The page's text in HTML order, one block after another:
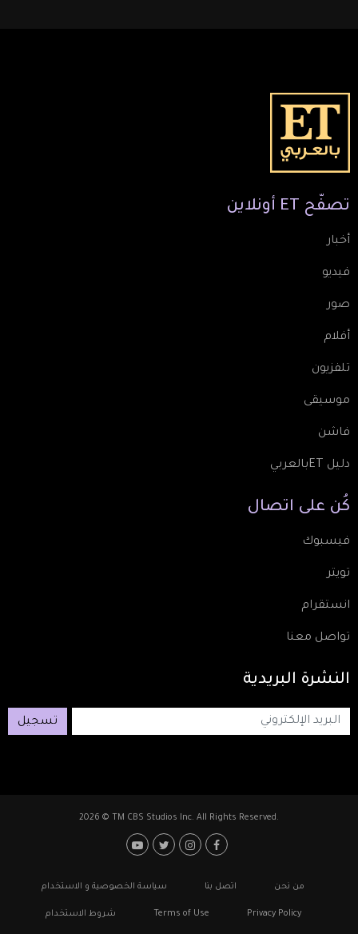
تصفّح ET أونلاين
أخبار
فيديو
صور
أفلام
تلفزيون
موسيقى
فاشن
دليل ETبالعربي
كُن على اتصال
فيسبوك
تويتر
انستقرام
تواصل معنا
النشرة البريدية
تسجيل
2026 © TM CBS Studios Inc. All Rights Reserved.
Footer: Social Media
Footerمن نحن اتصل بنا سياسة الخصوصية و الاستخدام
Privacy Policy
Terms of Use شروط الاستخدام